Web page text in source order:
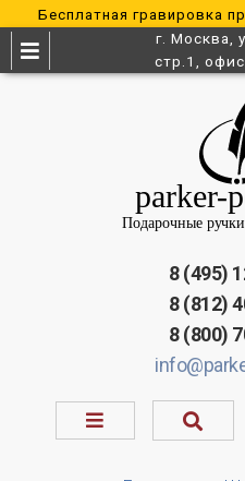
Бесплатная гравировка
г. Москва,
стр.1,
8 (495)
8 (812)
8 (800)